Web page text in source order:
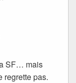
SF… mais
regrette pas.